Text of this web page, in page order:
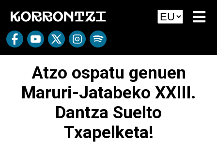
Atzo ospatu genuen
Maruri-Jatabeko XXIII.
Dantza Suelto
Txapelketa!